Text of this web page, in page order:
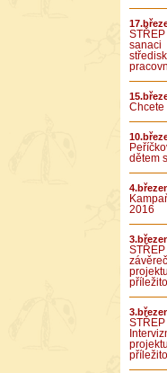
sanaci
Chcete
dětem
2016